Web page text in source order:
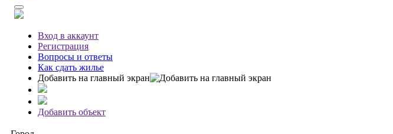
Вход в аккаунт
Регистрация
Вопросы и ответы
Как сдать жилье
Добавить на главный экран
Добавить объект